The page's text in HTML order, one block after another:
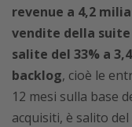
revenue a 4,2
vendite della suite
salite del 33% a
backlog, cioè le
12 mesi sulla base
acquisiti, è salito